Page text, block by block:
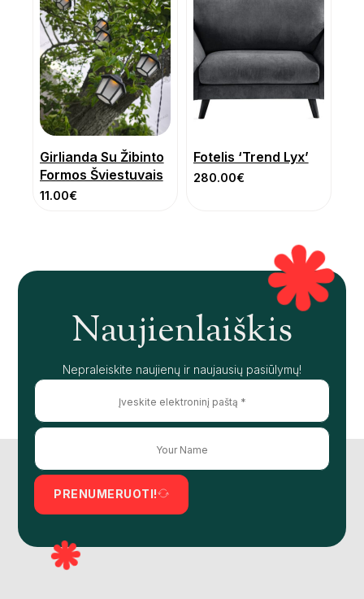
Girlianda Su Žibinto
Formos Šviestuvais
11.00€
Fotelis ‘Trend Lyx’
280.00€
Naujienlaiškis
Nepraleiskite naujienų ir naujausių pasiūlymų!
PRENUMERUOTI!